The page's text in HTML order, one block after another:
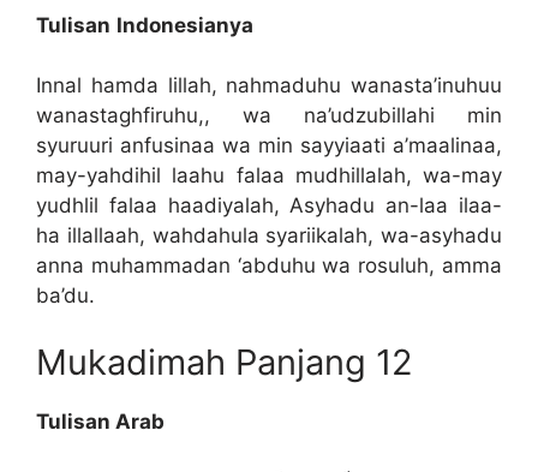
Tulisan Indonesianya
Innal hamda lillah, nahmaduhu wanasta’inuhuu
wanastaghfiruhu,, wa na’udzubillahi min
syuruuri anfusinaa wa min sayyiaati a’maalinaa,
may-yahdihil laahu falaa mudhillalah, wa-may
yudhlil falaa haadiyalah, Asyhadu an-laa ilaa-
ha illallaah, wahdahula syariikalah, wa-asyhadu
anna muhammadan ‘abduhu wa rosuluh, amma
ba’du.
Mukadimah Panjang 12
Tulisan Arab